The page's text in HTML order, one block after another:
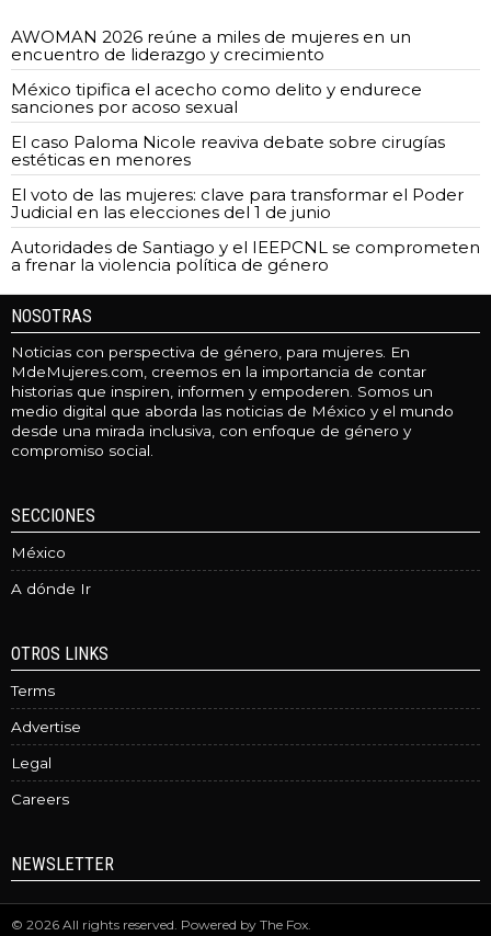
AWOMAN 2026 reúne a miles de mujeres en un
encuentro de liderazgo y crecimiento
México tipifica el acecho como delito y endurece
sanciones por acoso sexual
El caso Paloma Nicole reaviva debate sobre cirugías
estéticas en menores
El voto de las mujeres: clave para transformar el Poder
Judicial en las elecciones del 1 de junio
Autoridades de Santiago y el IEEPCNL se comprometen
a frenar la violencia política de género
NOSOTRAS
Noticias con perspectiva de género, para mujeres. En
MdeMujeres.com, creemos en la importancia de contar
historias que inspiren, informen y empoderen. Somos un
medio digital que aborda las noticias de México y el mundo
desde una mirada inclusiva, con enfoque de género y
compromiso social.
SECCIONES
México
A dónde Ir
OTROS LINKS
Terms
Advertise
Legal
Careers
NEWSLETTER
© 2026 All rights reserved. Powered by The Fox.